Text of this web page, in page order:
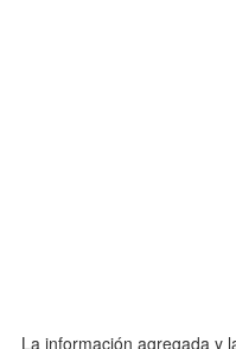
La información agregada y